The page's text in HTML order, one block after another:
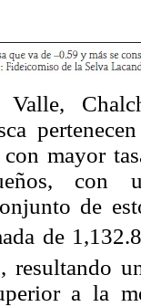
Valle,
mayor
con
de
de
resultando
a la